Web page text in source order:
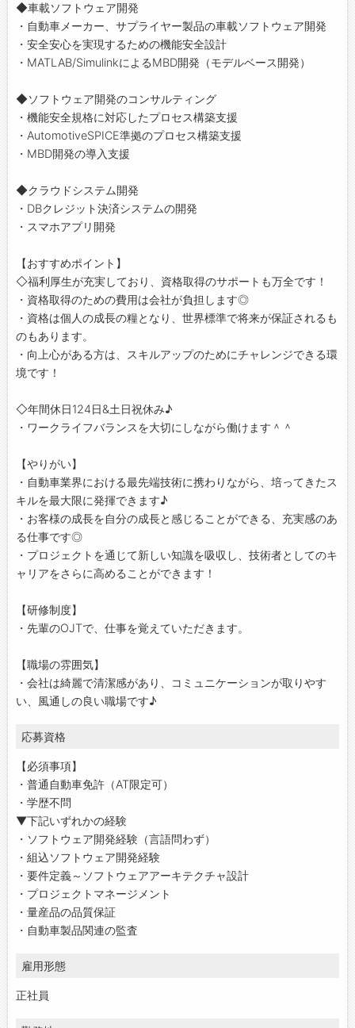
◆車載ソフトウェア開発
・自動車メーカー、サプライヤー製品の車載ソフトウェア開発
・安全安心を実現するための機能安全設計
・MATLAB/SimulinkによるMBD開発（モデルベース開発）
◆ソフトウェア開発のコンサルティング
・機能安全規格に対応したプロセス構築支援
・AutomotiveSPICE準拠のプロセス構築支援
・MBD開発の導入支援
◆クラウドシステム開発
・DBクレジット決済システムの開発
・スマホアプリ開発
【おすすめポイント】
◇福利厚生が充実しており、資格取得のサポートも万全です！
・資格取得のための費用は会社が負担します◎
・資格は個人の成長の糧となり、世界標準で将来が保証されるも
のもあります。
・向上心がある方は、スキルアップのためにチャレンジできる環
境です！
◇年間休日124日&土日祝休み♪
・ワークライフバランスを大切にしながら働けます＾＾
【やりがい】
・自動車業界における最先端技術に携わりながら、培ってきたス
キルを最大限に発揮できます♪
・お客様の成長を自分の成長と感じることができる、充実感のあ
る仕事です◎
・プロジェクトを通じて新しい知識を吸収し、技術者としてのキ
ャリアをさらに高めることができます！
【研修制度】
・先輩のOJTで、仕事を覚えていただきます。
【職場の雰囲気】
・会社は綺麗で清潔感があり、コミュニケーションが取りやす
い、風通しの良い職場です♪
応募資格
【必須事項】
・普通自動車免許（AT限定可）
・学歴不問
▼下記いずれかの経験
・ソフトウェア開発経験（言語問わず）
・組込ソフトウェア開発経験
・要件定義～ソフトウェアアーキテクチャ設計
・プロジェクトマネージメント
・量産品の品質保証
・自動車製品関連の監査
雇用形態
正社員